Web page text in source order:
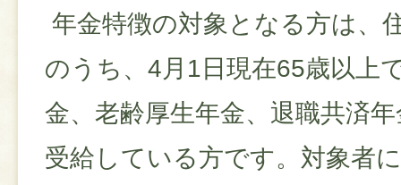
年金特徴の対象となる方は、
のうち、4月1日現在65歳以上
金、老齢厚生年金、退職共済
受給している方です。対象者